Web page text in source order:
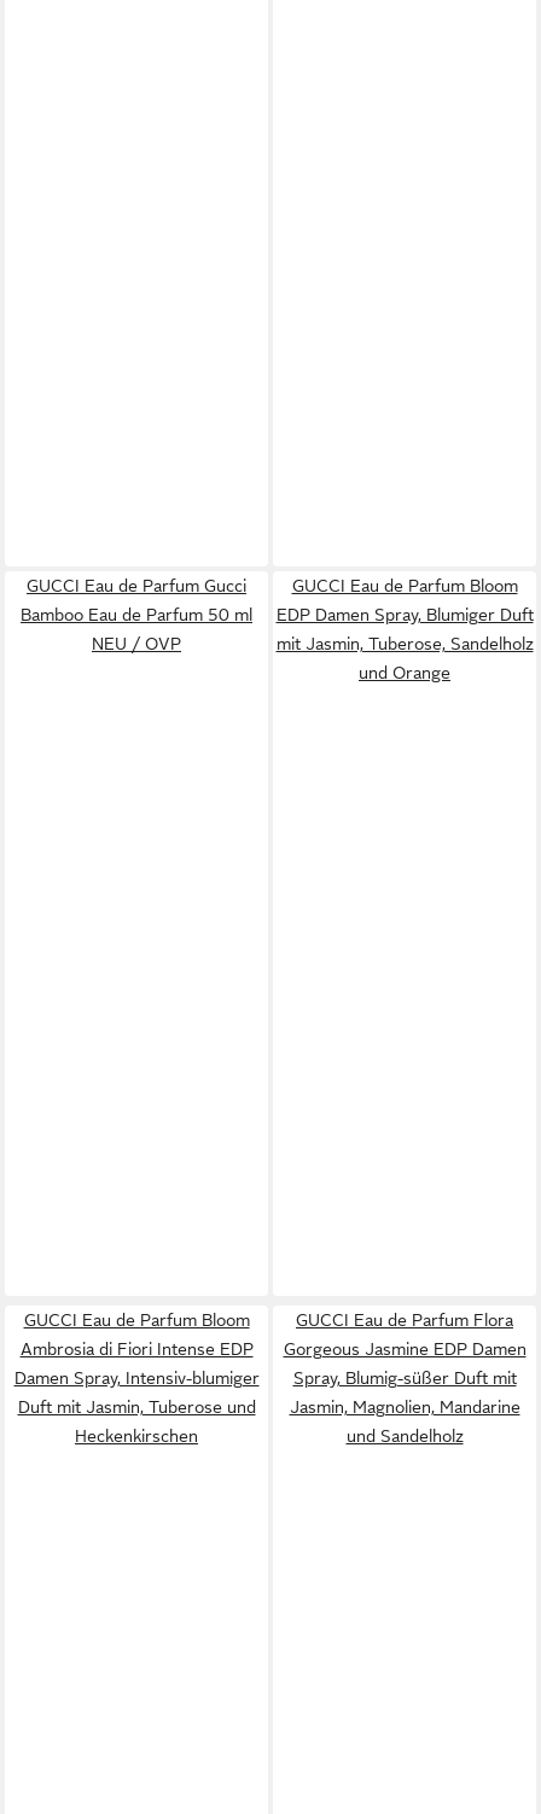
GUCCI Eau de Parfum Gucci
Bamboo Eau de Parfum 50 ml
NEU / OVP
GUCCI Eau de Parfum Bloom
EDP Damen Spray, Blumiger Duft
mit Jasmin, Tuberose, Sandelholz
und Orange
GUCCI Eau de Parfum Bloom
Ambrosia di Fiori Intense EDP
Damen Spray, Intensiv-blumiger
Duft mit Jasmin, Tuberose und
Heckenkirschen
GUCCI Eau de Parfum Flora
Gorgeous Jasmine EDP Damen
Spray, Blumig-süßer Duft mit
Jasmin, Magnolien, Mandarine
und Sandelholz